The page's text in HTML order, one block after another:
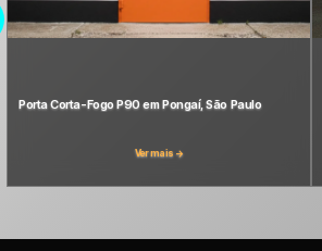
Porta Corta-Fogo P90 em Pongaí, São Paulo
Ver mais →